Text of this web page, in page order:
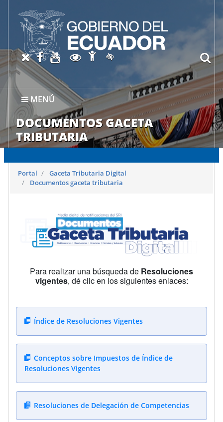
MENÚ
DOCUMENTOS GACETA
TRIBUTARIA
X oficial del SRI
Facebook oficial SRI
Canal del SRI en YouTube
Abrir página de
Abrir página de
Activar/quitar contraste
Portal
Gaceta Tributaria Digital
Documentos gaceta tributaria
Para realizar una búsqueda de Resoluciones
vigentes, dé clic en los siguientes enlaces:
Índice de Resoluciones Vigentes
Conceptos sobre Impuestos de Índice de
Resoluciones Vigentes
Resoluciones de Delegación de Competencias